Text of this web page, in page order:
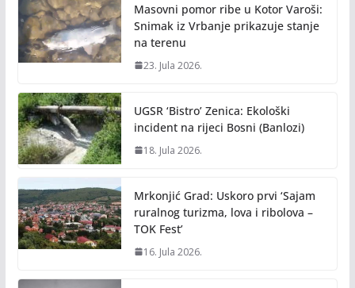
Masovni pomor ribe u Kotor Varoši:
Snimak iz Vrbanje prikazuje stanje
na terenu
23. Jula 2026.
UGSR ‘Bistro’ Zenica: Ekološki
incident na rijeci Bosni (Banlozi)
18. Jula 2026.
Mrkonjić Grad: Uskoro prvi ‘Sajam
ruralnog turizma, lova i ribolova –
TOK Fest’
16. Jula 2026.